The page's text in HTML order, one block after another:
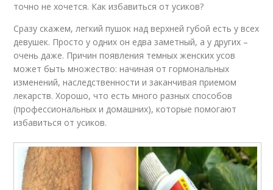
точно не хочется. Как избавиться от усиков?
Сразу скажем, легкий пушок над верхней губой есть у всех
девушек. Просто у одних он едва заметный, а у других –
очень даже. Причин появления темных женских усов
может быть множество: начиная от гормональных
изменений, наследственности и заканчивая приемом
лекарств. Хорошо, что есть много разных способов
(профессиональных и домашних), которые помогают
избавиться от усиков.